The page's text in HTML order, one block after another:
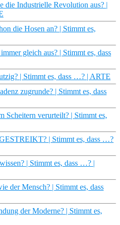
die Industrielle Revolution aus? |
die Hosen an? | Stimmt es,
gleich aus? | Stimmt es, dass
| Stimmt es, dass …? | ARTE
zugrunde? | Stimmt es, dass
Scheitern verurteilt? | Stimmt es,
| Stimmt es, dass …?
| Stimmt es, dass …? |
der Mensch? | Stimmt es, dass
der Moderne? | Stimmt es,